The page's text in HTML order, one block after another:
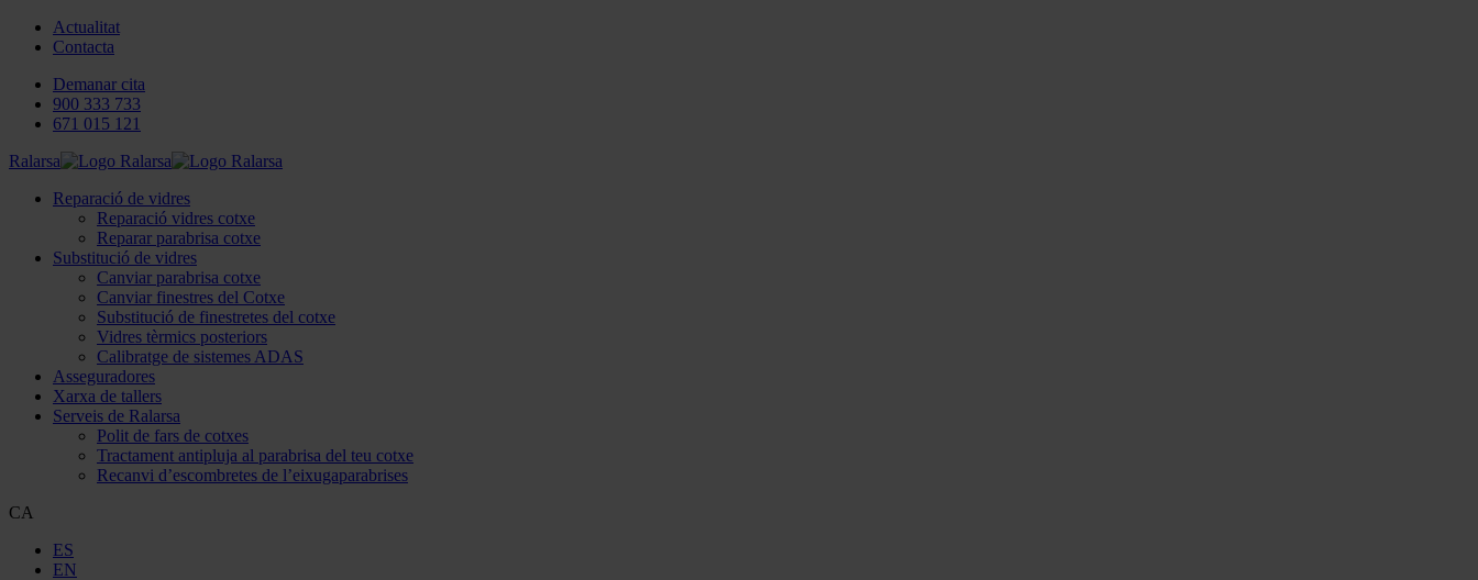
Actualitat
Contacta
Demanar cita
900 333 733
671 015 121
Ralarsa
Reparació de vidres
Reparació vidres cotxe
Reparar parabrisa cotxe
Substitució de vidres
Canviar parabrisa cotxe
Canviar finestres del Cotxe
Substitució de finestretes del cotxe
Vidres tèrmics posteriors
Calibratge de sistemes ADAS
Asseguradores
Xarxa de tallers
Serveis de Ralarsa
Polit de fars de cotxes
Tractament antipluja al parabrisa del teu cotxe
Recanvi d’escombretes de l’eixugaparabrises
CA
ES
EN